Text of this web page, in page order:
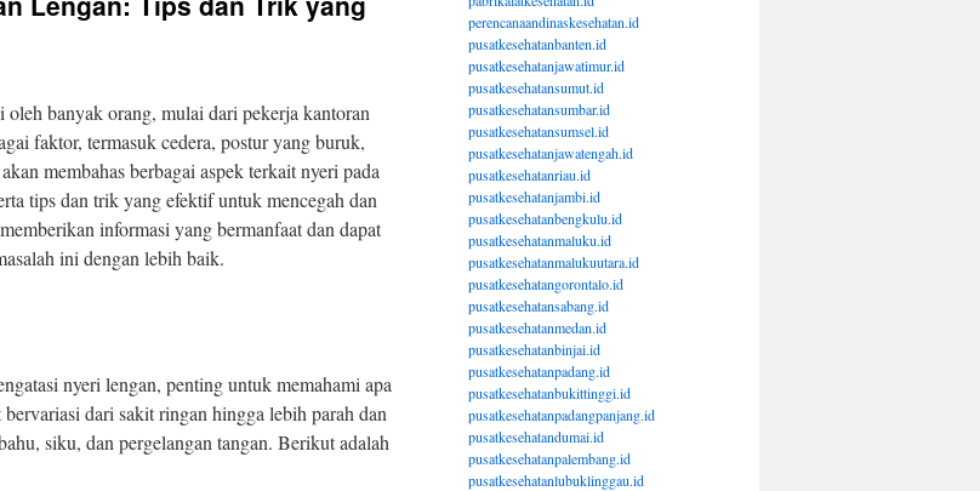
banyak orang, mulai dari pekerja kantoran
faktor, termasuk cedera, postur yang buruk,
membahas berbagai aspek terkait nyeri pada
tips dan trik yang efektif untuk mencegah dan
informasi yang bermanfaat dan dapat
ini dengan lebih baik.
nyeri lengan, penting untuk memahami apa
dari sakit ringan hingga lebih parah dan
siku, dan pergelangan tangan. Berikut adalah
perencanaandinaskesehatan.id
pusatkesehatanbanten.id
pusatkesehatanjawatimur.id
pusatkesehatansumut.id
pusatkesehatansumbar.id
pusatkesehatansumsel.id
pusatkesehatanjawatengah.id
pusatkesehatanriau.id
pusatkesehatanjambi.id
pusatkesehatanbengkulu.id
pusatkesehatanmaluku.id
pusatkesehatanmalukuutara.id
pusatkesehatangorontalo.id
pusatkesehatansabang.id
pusatkesehatanmedan.id
pusatkesehatanbinjai.id
pusatkesehatanpadang.id
pusatkesehatanbukittinggi.id
pusatkesehatanpadangpanjang.id
pusatkesehatandumai.id
pusatkesehatanpalembang.id
pusatkesehatanlubuklinggau.id